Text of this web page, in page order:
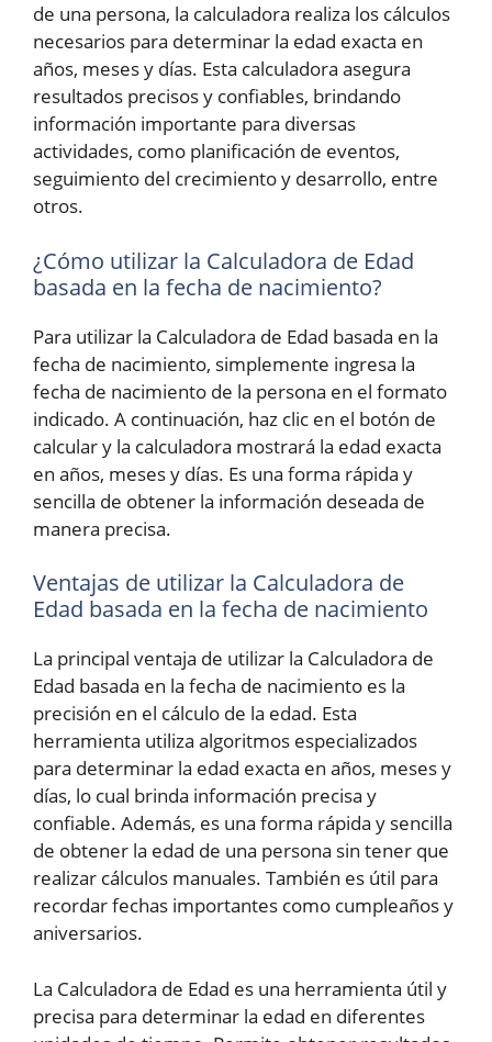
de una persona, la calculadora realiza los cálculos
necesarios para determinar la edad exacta en
años, meses y días. Esta calculadora asegura
resultados precisos y confiables, brindando
información importante para diversas
actividades, como planificación de eventos,
seguimiento del crecimiento y desarrollo, entre
otros.
¿Cómo utilizar la Calculadora de Edad
basada en la fecha de nacimiento?
Para utilizar la Calculadora de Edad basada en la
fecha de nacimiento, simplemente ingresa la
fecha de nacimiento de la persona en el formato
indicado. A continuación, haz clic en el botón de
calcular y la calculadora mostrará la edad exacta
en años, meses y días. Es una forma rápida y
sencilla de obtener la información deseada de
manera precisa.
Ventajas de utilizar la Calculadora de
Edad basada en la fecha de nacimiento
La principal ventaja de utilizar la Calculadora de
Edad basada en la fecha de nacimiento es la
precisión en el cálculo de la edad. Esta
herramienta utiliza algoritmos especializados
para determinar la edad exacta en años, meses y
días, lo cual brinda información precisa y
confiable. Además, es una forma rápida y sencilla
de obtener la edad de una persona sin tener que
realizar cálculos manuales. También es útil para
recordar fechas importantes como cumpleaños y
aniversarios.
La Calculadora de Edad es una herramienta útil y
precisa para determinar la edad en diferentes